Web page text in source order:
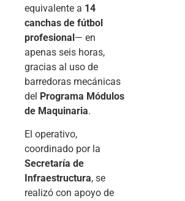
equivalente a 14
canchas de fútbol
profesional— en
apenas seis horas,
gracias al uso de
barredoras mecánicas
del Programa Módulos
de Maquinaria.
El operativo,
coordinado por la
Secretaría de
Infraestructura, se
realizó con apoyo de